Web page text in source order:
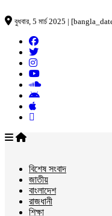
বুধবার, 5 মার্চ 2025 |
বিশেষ সংবাদ
জাতীয়
বাংলাদেশ
রাজধানী
শিক্ষা